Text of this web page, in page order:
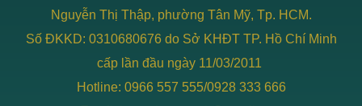
Nguyễn Thị Thập, phường Tân Mỹ, Tp. HCM.
Số ĐKKD: 0310680676 do Sở KHĐT TP. Hồ Chí Minh
cấp lần đầu ngày 11/03/2011
Hotline: 0966 557 555/0928 333 666